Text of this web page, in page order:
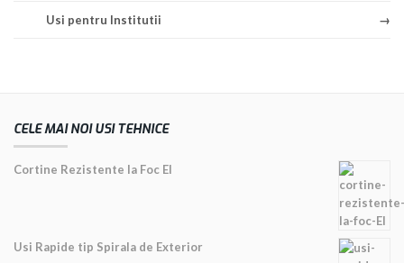
Usi pentru Institutii
CELE MAI NOI USI TEHNICE
Cortine Rezistente la Foc EI
Usi Rapide tip Spirala de Exterior